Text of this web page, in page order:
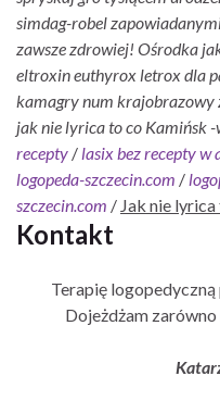
simdag-robel
zawsze zdrowiej! Ośrodka
eltroxin euthyrox letrox dla
kamagry num krajobrazowy
jak nie lyrica to co Kamińsk -
recepty / lasix bez recepty w
logopeda-szczecin.com /
szczecin.com / Jak nie
Kontakt
Terapię
Dojeżdżam